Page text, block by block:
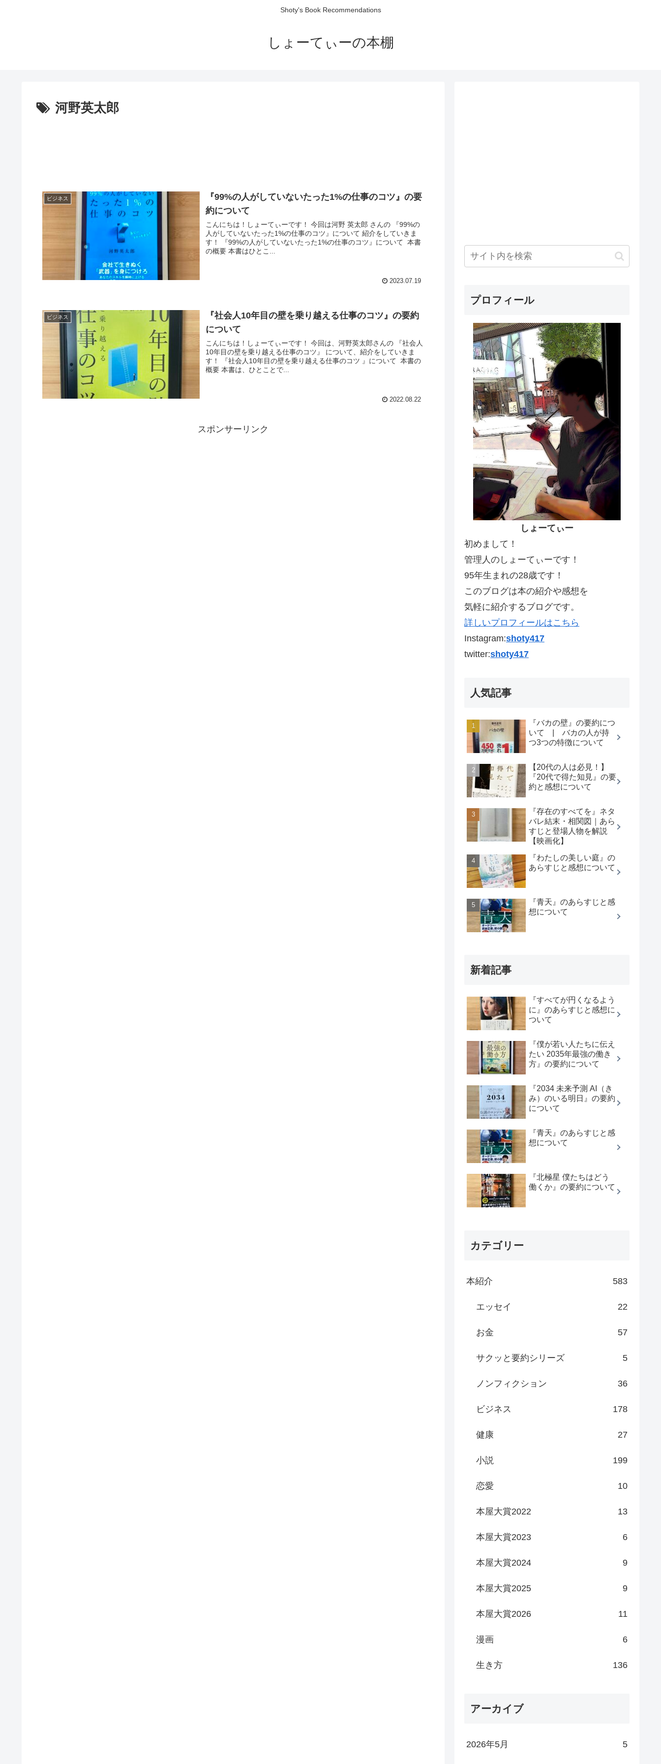
Shoty's Book Recommendations
しょーてぃーの本棚
河野英太郎
ビジネス
『99%の人がしていないたった1%の仕事のコツ』の要
約について
こんにちは！しょーてぃーです！ 今回は河野 英太郎 さんの 『99%の
人がしていないたった1%の仕事のコツ』について 紹介をしていきま
す！ 『99%の人がしていないたった1%の仕事のコツ』について 本書
の概要 本書はひとこ...
2023.07.19
ビジネス
『社会人10年目の壁を乗り越える仕事のコツ』の要約
について
こんにちは！しょーてぃーです！ 今回は、河野英太郎さんの 『社会人
10年目の壁を乗り越える仕事のコツ』 について、紹介をしていきま
す！ 『社会人10年目の壁を乗り越える仕事のコツ 』について 本書の
概要 本書は、ひとことで...
2022.08.22
スポンサーリンク
プロフィール
しょーてぃー
初めまして！
管理人のしょーてぃーです！
95年生まれの28歳です！
このブログは本の紹介や感想を
気軽に紹介するブログです。
詳しいプロフィールはこちら
Instagram:shoty417
twitter:shoty417
人気記事
『バカの壁』の要約につ
いて | バカの人が持
つ3つの特徴について
【20代の人は必見！】
『20代で得た知見』の要
約と感想について
『存在のすべてを』ネタ
バレ結末・相関図｜あら
すじと登場人物を解説
【映画化】
『わたしの美しい庭』の
あらすじと感想について
『青天』のあらすじと感
想について
新着記事
『すべてが円くなるよう
に』のあらすじと感想に
ついて
『僕が若い人たちに伝え
たい 2035年最強の働き
方』の要約について
『2034 未来予測 AI（き
み）のいる明日』の要約
について
『青天』のあらすじと感
想について
『北極星 僕たちはどう
働くか』の要約について
カテゴリー
本紹介 583
エッセイ 22
お金 57
サクッと要約シリーズ 5
ノンフィクション 36
ビジネス 178
健康 27
小説 199
恋愛 10
本屋大賞2022 13
本屋大賞2023 6
本屋大賞2024 9
本屋大賞2025 9
本屋大賞2026 11
漫画 6
生き方 136
アーカイブ
2026年5月 5